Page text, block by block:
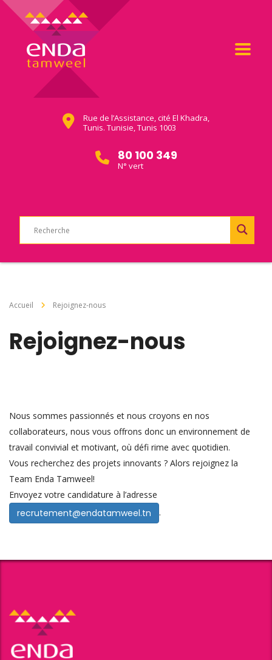
Rue de l’Assistance, cité El Khadra,
Tunis. Tunisie, Tunis 1003
80 100 349
N° vert
Accueil Rejoignez-nous
Rejoignez-nous
Nous sommes passionnés et nous croyons en nos
collaborateurs, nous vous offrons donc un environnement de
travail convivial et motivant, où défi rime avec quotidien.
Vous recherchez des projets innovants ? Alors rejoignez la
Team Enda Tamweel!
Envoyez votre candidature à l’adresse
recrutement@endatamweel.tn .